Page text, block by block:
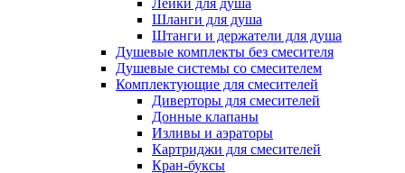
Лейки для душа
Шланги для душа
Штанги и держатели для душа
Душевые комплекты без смесителя
Душевые системы со смесителем
Комплектующие для смесителей
Диверторы для смесителей
Донные клапаны
Изливы и аэраторы
Картриджи для смесителей
Кран-буксы